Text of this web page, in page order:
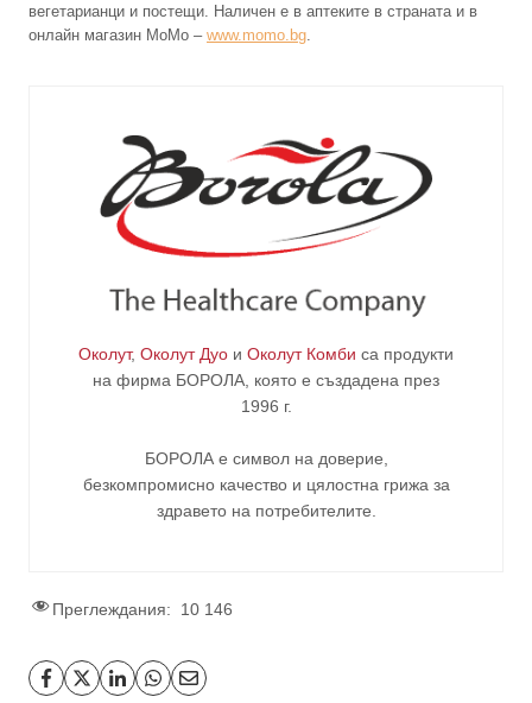
вегетарианци и постещи. Наличен е в аптеките в страната и в
онлайн магазин МоМо – www.momo.bg
Околут, Околут Дуо и Околут Комби са продукти
на фирма БОРОЛА , която е създадена през
1996 г.
БОРОЛА е символ на доверие,
безкомпромисно качество и цялостна грижа за
здравето на потребителите
Преглеждания: 10 146